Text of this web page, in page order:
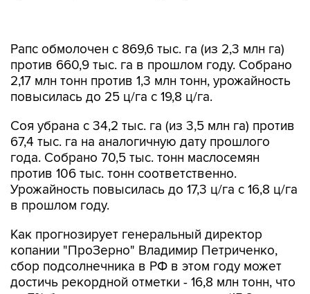
2,17 млн тонн против 1,3 млн тонн, урожайность
повысилась до 25 ц/га с 19,8 ц/га.
Соя убрана с 34,2 тыс. га (из 3,5 млн га) против
года. Собрано 70,5 тыс. тонн маслосемян
против 106 тыс. тонн соответственно.
Урожайность повысилась до 17,3 ц/га с 16,8 ц/га
в прошлом году.
Как прогнозирует генеральный директор
сбор подсолнечника в РФ в этом году может
достичь рекордной отметки - 16,8 млн тонн, что
на 7% больше, чем в прошлом году (15,6 млн
тонн).